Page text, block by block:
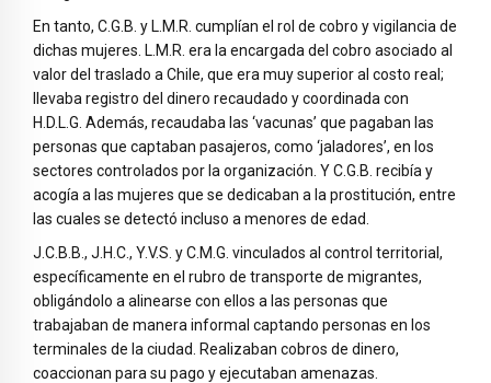
En tanto, C.G.B. y L.M.R. cumplían el rol de cobro y vigilancia de
dichas mujeres. L.M.R. era la encargada del cobro asociado al
valor del traslado a Chile, que era muy superior al costo real;
llevaba registro del dinero recaudado y coordinada con
H.D.L.G. Además, recaudaba las ‘vacunas’ que pagaban las
personas que captaban pasajeros, como ‘jaladores’, en los
sectores controlados por la organización. Y C.G.B. recibía y
acogía a las mujeres que se dedicaban a la prostitución, entre
las cuales se detectó incluso a menores de edad.
J.C.B.B., J.H.C., Y.V.S. y C.M.G. vinculados al control territorial,
específicamente en el rubro de transporte de migrantes,
obligándolo a alinearse con ellos a las personas que
trabajaban de manera informal captando personas en los
terminales de la ciudad. Realizaban cobros de dinero,
coaccionan para su pago y ejecutaban amenazas.